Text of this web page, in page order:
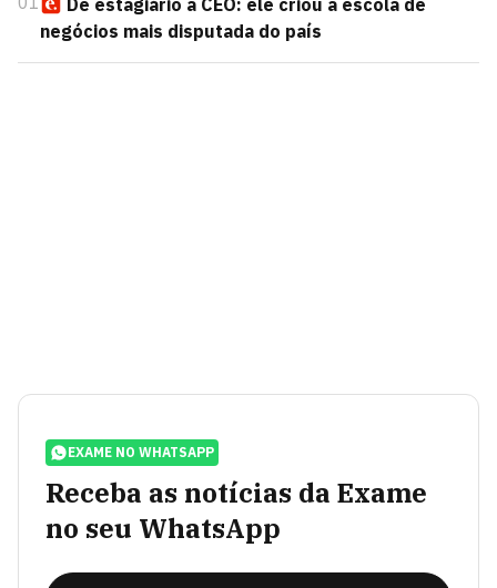
De estagiário a CEO: ele criou a escola de
negócios mais disputada do país
EXAME NO WHATSAPP
Receba as notícias da Exame
no seu WhatsApp